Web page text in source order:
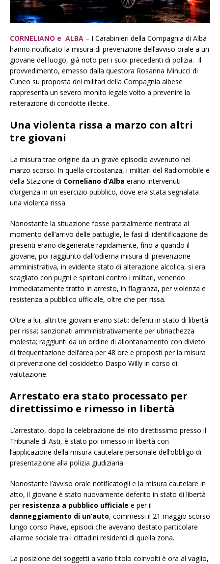
CORNELIANO e ALBA – I Carabinieri della Compagnia di Alba
hanno notificato la misura di prevenzione dell’avviso orale a un
giovane del luogo, già noto per i suoi precedenti di polizia. Il
provvedimento, emesso dalla questora Rosanna Minucci di
Cuneo su proposta dei militari della Compagnia albese
rappresenta un severo monito legale volto a prevenire la
reiterazione di condotte illecite.
Una violenta rissa a marzo con altri
tre giovani
La misura trae origine da un grave episodio avvenuto nel
marzo scorso. In quella circostanza, i militari del Radiomobile e
della Stazione di Corneliano d’Alba erano intervenuti
d’urgenza in un esercizio pubblico, dove era stata segnalata
una violenta rissa.
Nonostante la situazione fosse parzialmente rientrata al
momento dell’arrivo delle pattuglie, le fasi di identificazione dei
presenti erano degenerate rapidamente, fino a quando il
giovane, poi raggiunto dall’odierna misura di prevenzione
amministrativa, in evidente stato di alterazione alcolica, si era
scagliato con pugni e spintoni contro i militari, venendo
immediatamente tratto in arresto, in flagranza, per violenza e
resistenza a pubblico ufficiale, oltre che per rissa.
Oltre a lui, altri tre giovani erano stati: deferiti in stato di libertà
per rissa; sanzionati amministrativamente per ubriachezza
molesta; raggiunti da un ordine di allontanamento con divieto
di frequentazione dell’area per 48 ore e proposti per la misura
di prevenzione del cosiddetto Daspo Willy in corso di
valutazione.
Arrestato era stato processato per
direttissimo e rimesso in libertà
L’arrestato, dopo la celebrazione del rito direttissimo presso il
Tribunale di Asti, è stato poi rimesso in libertà con
l’applicazione della misura cautelare personale dell’obbligo di
presentazione alla polizia giudiziaria.
Nonostante l’avviso orale notificatogli e la misura cautelare in
atto, il giovane è stato nuovamente deferito in stato di libertà
per resistenza a pubblico ufficiale e per il
danneggiamento di un’auto, commessi il 21 maggio scorso
lungo corso Piave, episodi che avevano destato particolare
allarme sociale tra i cittadini residenti di quella zona.
La posizione dei soggetti a vario titolo coinvolti è ora al vaglio,